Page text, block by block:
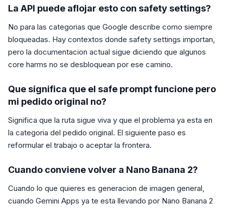
La API puede aflojar esto con safety settings?
No para las categorias que Google describe como siempre
bloqueadas. Hay contextos donde safety settings importan,
pero la documentacion actual sigue diciendo que algunos
core harms no se desbloquean por ese camino.
Que significa que el safe prompt funcione pero
mi pedido original no?
Significa que la ruta sigue viva y que el problema ya esta en
la categoria del pedido original. El siguiente paso es
reformular el trabajo o aceptar la frontera.
Cuando conviene volver a Nano Banana 2?
Cuando lo que quieres es generacion de imagen general,
cuando Gemini Apps ya te esta llevando por Nano Banana 2